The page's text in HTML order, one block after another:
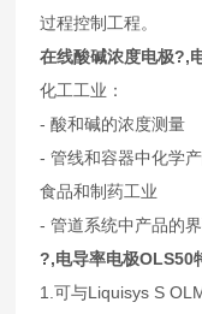
过程控制工程。
在线酸碱浓度电极?,
化工工业：
- 酸和碱的浓度测量
- 管线和容器中化学
食品和制药工业
- 管道系统中产品的
?,电导率电极OLS50
1.可与Liquisys S